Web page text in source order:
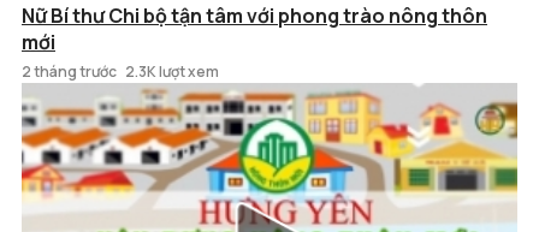
Nữ Bí thư Chi bộ tận tâm với phong trào nông thôn
mới
2 tháng trước 2.3K lượt xem